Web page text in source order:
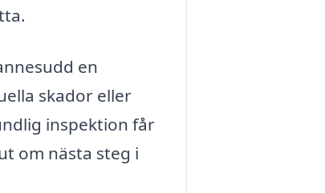
en
skador eller
inspektion får
om nästa steg i